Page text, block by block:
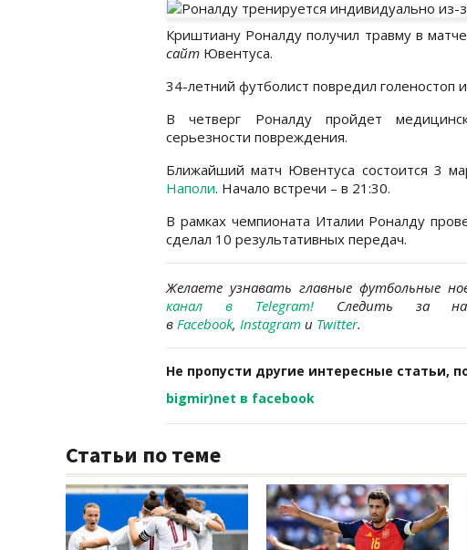
Криштиану Роналду получил травму в
сайт Ювентуса.
34-летний футболист повредил голеностоп
В четверг Роналду пройдет
серьезности повреждения.
Ближайший матч Ювентуса состоится 3
Наполи. Начало встречи – в 21:30.
В рамках чемпионата Италии Роналду
сделал 10 результативных передач.
Желаете узнавать главные футбольные
канал в Telegram!Следить за
в Facebook, Instagram и Twitter.
Не пропусти другие интересные статьи,
bigmir)net в facebook
Статьи по теме